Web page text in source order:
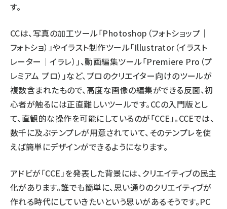
す。
CCは、写真の加工ツール「Photoshop（フォトショップ｜
フォトショ）」やイラスト制作ツール「Illustrator（イラスト
レーター｜イラレ）」、動画編集ツール「Premiere Pro（プ
レミアム プロ）」など、プロのクリエイター向けのツールが
複数含まれたもので、高度な画像の編集ができる反面、初
心者が触るには正直難しいツールです。CCの入門版とし
て、直観的な操作を可能にしているのが「CCE」。CCEでは、
数千に及ぶテンプレが用意されていて、そのテンプレを使
えば簡単にデザインができるようになります。
アドビが「CCE」を発表した背景には、クリエイティブの民主
化があります。誰でも簡単に、思い通りのクリエイティブが
作れる時代にしていきたいという思いがあるそうです。PC